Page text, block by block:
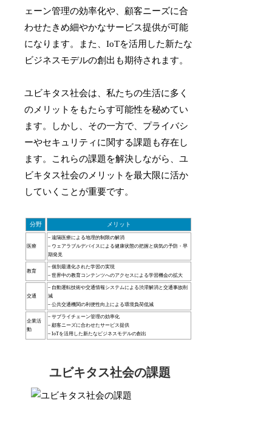
ェーン管理の効率化や、顧客ニーズに合
わせたきめ細やかなサービス提供が可能
になります。また、IoTを活用した新たな
ビジネスモデルの創出も期待されます。
ユビキタス社会は、私たちの生活に多く
のメリットをもたらす可能性を秘めてい
ます。しかし、その一方で、プライバシ
ーやセキュリティに関する課題も存在し
ます。これらの課題を解決しながら、ユ
ビキタス社会のメリットを最大限に活か
していくことが重要です。
分野 メリット
医療
– 遠隔医療による地理的制限の解消
– ウェアラブルデバイスによる健康状態の把握と病気の予防・早
期発見
教育
– 個別最適化された学習の実現
– 世界中の教育コンテンツへのアクセスによる学習機会の拡大
交通
– 自動運転技術や交通情報システムによる渋滞解消と交通事故削
減
– 公共交通機関の利便性向上による環境負荷低減
企業活
動
– サプライチェーン管理の効率化
– 顧客ニーズに合わせたサービス提供
– IoTを活用した新たなビジネスモデルの創出
ユビキタス社会の課題